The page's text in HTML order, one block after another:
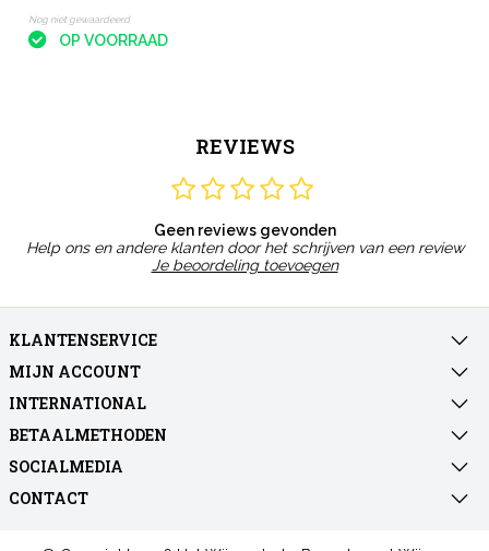
Nog niet gewaardeerd
OP VOORRAAD
REVIEWS
Geen reviews gevonden
Help ons en andere klanten door het schrijven van een review
Je beoordeling toevoegen
KLANTENSERVICE
MIJN ACCOUNT
INTERNATIONAL
BETAALMETHODEN
SOCIALMEDIA
CONTACT